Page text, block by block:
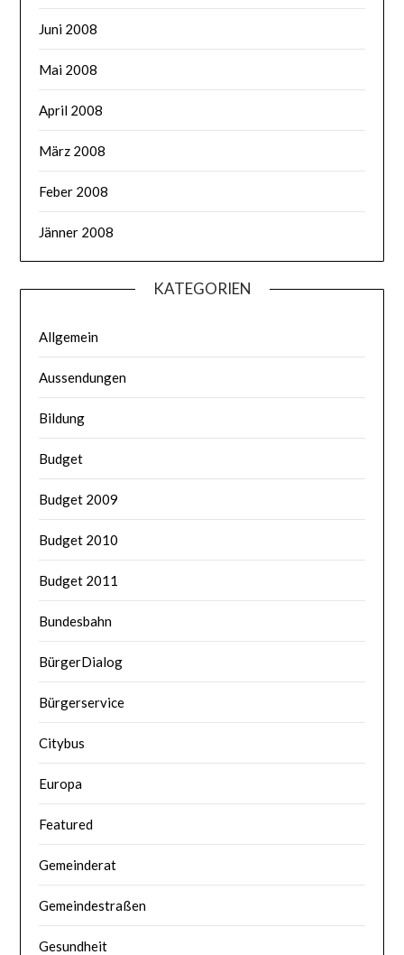
Juni 2008
Mai 2008
April 2008
März 2008
Feber 2008
Jänner 2008
KATEGORIEN
Allgemein
Aussendungen
Bildung
Budget
Budget 2009
Budget 2010
Budget 2011
Bundesbahn
BürgerDialog
Bürgerservice
Citybus
Europa
Featured
Gemeinderat
Gemeindestraßen
Gesundheit